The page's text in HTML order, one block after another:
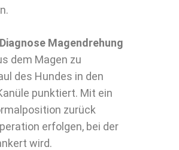
Diagnose Magendrehung
dem Magen zu
des Hundes in den
punktiert. Mit ein
zurück
erfolgen, bei der
wird.